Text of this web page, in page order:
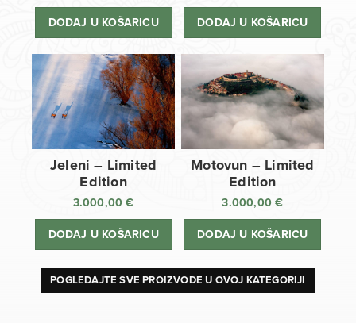
DODAJ U KOŠARICU DODAJ U KOŠARICU
Jeleni – Limited
Edition
3.000,00€
DODAJ U KOŠARICU
Motovun – Limited
Edition
3.000,00€
DODAJ U KOŠARICU
POGLEDAJTE SVE PROIZVODE U OVOJ KATEGORIJI